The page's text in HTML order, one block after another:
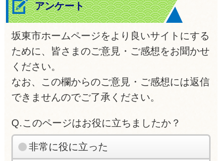
アンケート
坂東市ホームページをより良いサイトにする
ために、皆さまのご意見・ご感想をお聞かせ
ください。
なお、この欄からのご意見・ご感想には返信
できませんのでご了承ください。
Q.このページはお役に立ちましたか？
非常に役に立った